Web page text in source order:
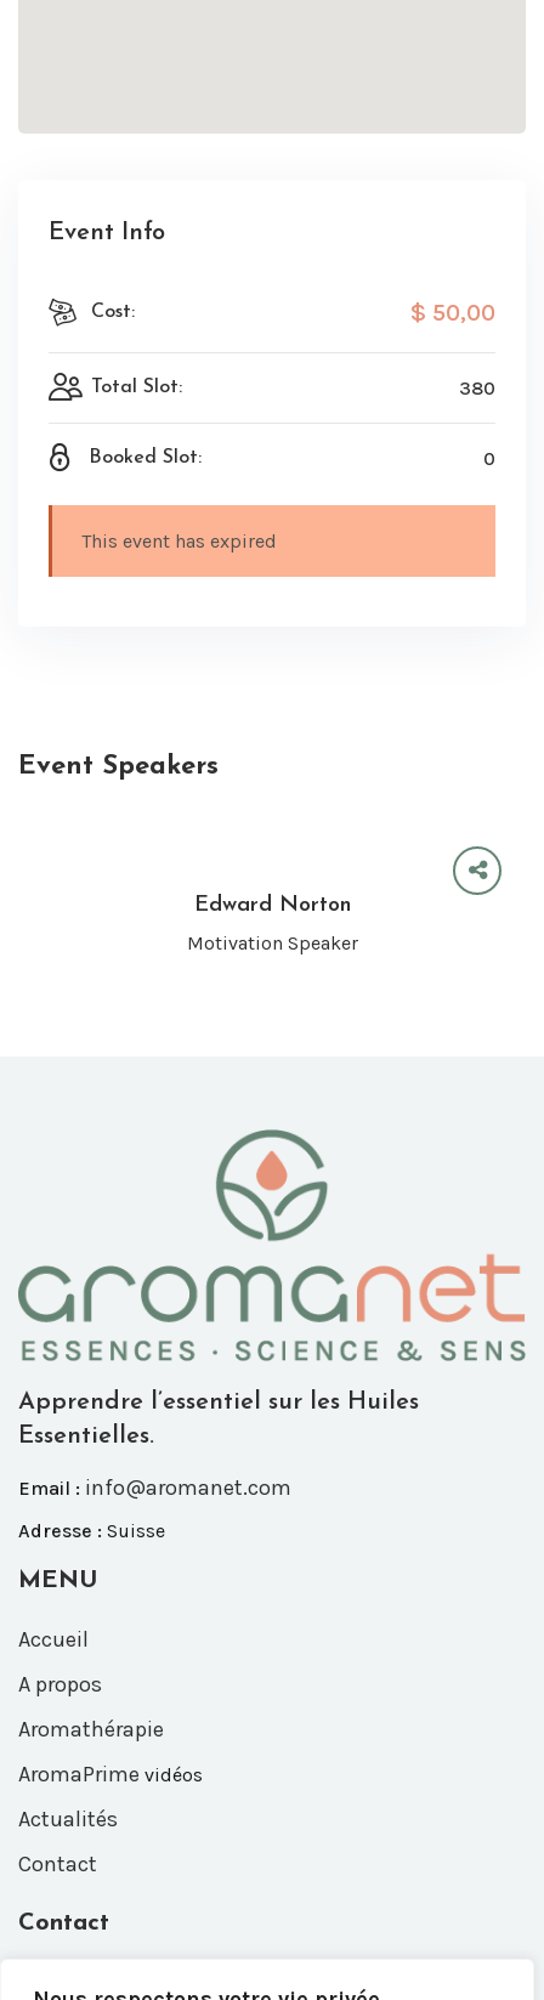
Event Info
Cost: $ 50,00
Total Slot: 380
Booked Slot: 0
This event has expired
Event Speakers
Edward Norton
Motivation Speaker
Apprendre l’essentiel sur les Huiles
Essentielles.
Email : info@aromanet.com
Adresse : Suisse
MENU
Accueil
A propos
Aromathérapie
AromaPrime vidéos
Actualités
Contact
Contact